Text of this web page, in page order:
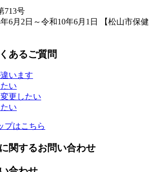
713号
6月2日～令和10年6月1日 【松山市保健
あるご質問
います
い
更したい
い
プはこちら
関するお問い合わせ